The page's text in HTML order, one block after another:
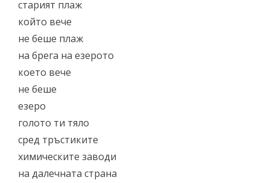
старият плаж
който вече
не беше плаж
на брега на езерото
което вече
не беше
езеро
голото ти тяло
сред тръстиките
химическите заводи
на далечната страна